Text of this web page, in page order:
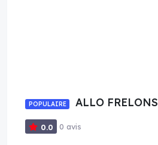
POPULAIRE ALLO FRELONS
0.0 0 avis